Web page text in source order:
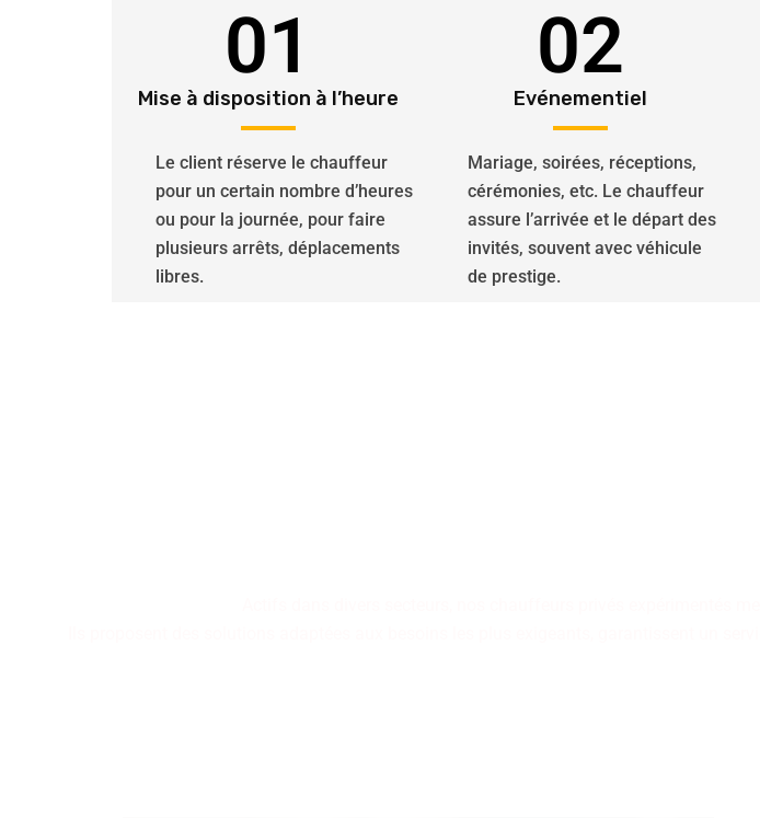
01
Mise à disposition à l’heure
Le client réserve le chauffeur
pour un certain nombre d’heures
ou pour la journée, pour faire
plusieurs arrêts, déplacements
libres.
02
Evénementiel
Mariage, soirées, réceptions,
cérémonies, etc. Le chauffeur
assure l’arrivée et le départ des
invités, souvent avec véhicule
de prestige.